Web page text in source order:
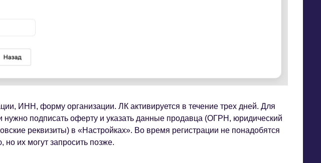
ИНН, форму организации. ЛК активируется в течение трех дней. Для
нужно подписать оферту и указать данные продавца (ОГРН, юридический
реквизиты) в «Настройках». Во время регистрации не понадобятся
их могут запросить позже.